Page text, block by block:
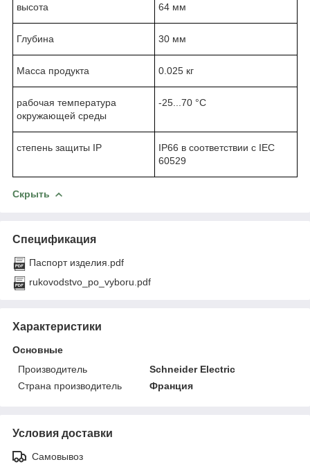
высота 64 мм
Глубина 30 мм
Масса продукта 0.025 кг
рабочая температура
окружающей среды
-25...70 °C
степень защиты IP
IP66 в соответствии с IEC
60529
Скрыть
Спецификация
Паспорт изделия.pdf
rukovodstvo_po_vyboru.pdf
Характеристики
Основные
Производитель
Schneider Electric
Страна производитель
Франция
Условия доставки
Самовывоз